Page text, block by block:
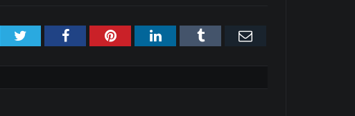
TwitterFacebookPinterestLinkedInTumblr Email